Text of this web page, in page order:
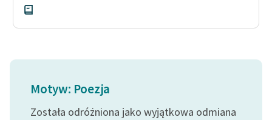
Odkurzamy bohaterów
O nas
Kontakt
Motyw: Poezja
Została odróżniona jako wyjątkowa odmiana